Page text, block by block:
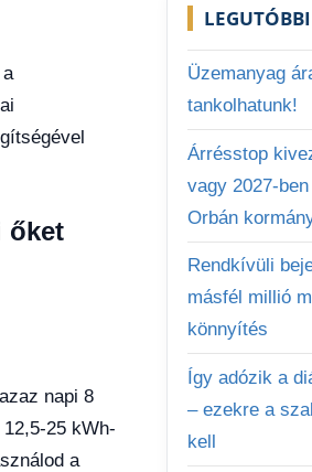
őket
napi 8
25 kWh-
a
LEGUTÓBBI
Üzemanyag
tankolhatunk!
Árrésstop
vagy 2027-
Orbán
Rendkívüli
másfél millió
könnyítés
Így adózik a
– ezekre a
kell